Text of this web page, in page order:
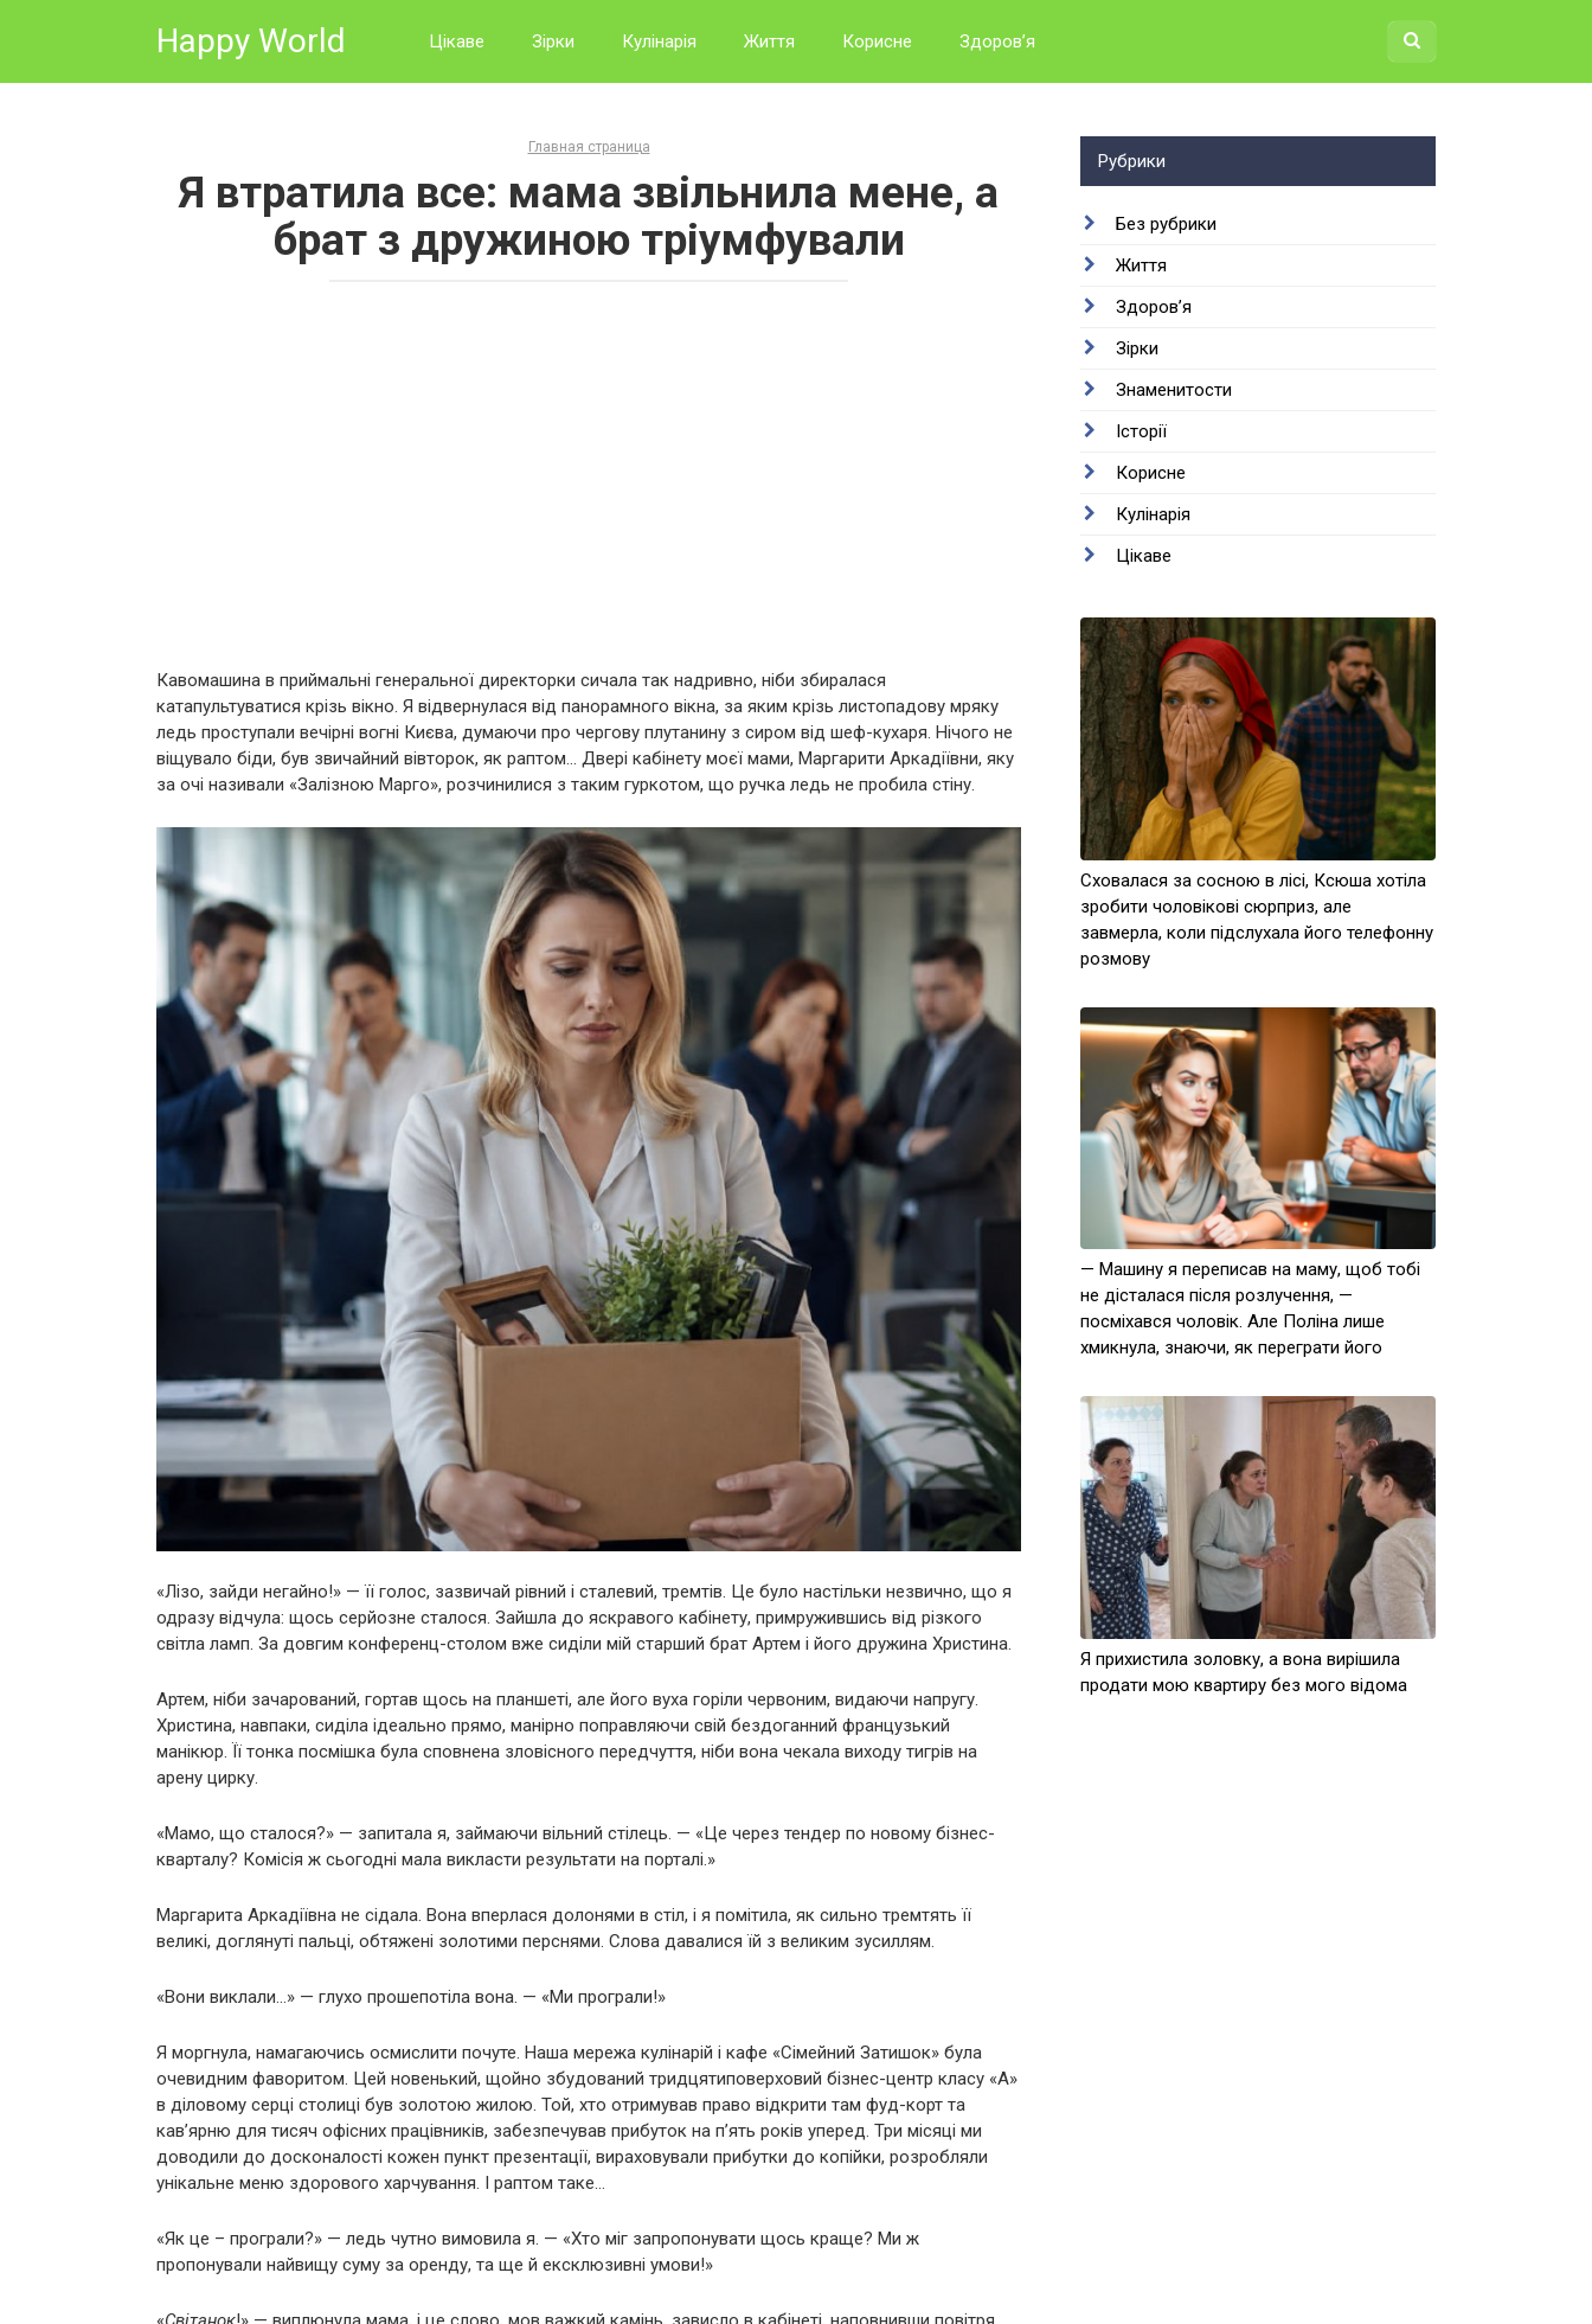
Happy World Цікаве Зірки Кулінарія Життя Корисне Здоров’я
Главная страница
Я втратила все: мама звільнила мене, а
брат з дружиною тріумфували
Кавомашина в приймальні генеральної директорки сичала так надривно, ніби збиралася
катапультуватися крізь вікно. Я відвернулася від панорамного вікна, за яким крізь листопадову мряку
ледь проступали вечірні вогні Києва, думаючи про чергову плутанину з сиром від шеф-кухаря. Нічого не
віщувало біди, був звичайний вівторок, як раптом… Двері кабінету моєї мами, Маргарити Аркадіївни, яку
за очі називали «Залізною Марго», розчинилися з таким гуркотом, що ручка ледь не пробила стіну.
«Лізо, зайди негайно!» — її голос, зазвичай рівний і сталевий, тремтів. Це було настільки незвично, що я
одразу відчула: щось серйозне сталося. Зайшла до яскравого кабінету, примружившись від різкого
світла ламп. За довгим конференц-столом вже сиділи мій старший брат Артем і його дружина Христина.
Артем, ніби зачарований, гортав щось на планшеті, але його вуха горіли червоним, видаючи напругу.
Христина, навпаки, сиділа ідеально прямо, манірно поправляючи свій бездоганний французький
манікюр. Її тонка посмішка була сповнена зловісного передчуття, ніби вона чекала виходу тигрів на
арену цирку.
«Мамо, що сталося?» — запитала я, займаючи вільний стілець. — «Це через тендер по новому бізнес-
кварталу? Комісія ж сьогодні мала викласти результати на порталі.»
Маргарита Аркадіївна не сідала. Вона вперлася долонями в стіл, і я помітила, як сильно тремтять її
великі, доглянуті пальці, обтяжені золотими перснями. Слова давалися їй з великим зусиллям.
«Вони виклали…» — глухо прошепотіла вона. — «Ми програли!»
Я моргнула, намагаючись осмислити почуте. Наша мережа кулінарій і кафе «Сімейний Затишок» була
очевидним фаворитом. Цей новенький, щойно збудований тридцятиповерховий бізнес-центр класу «А»
в діловому серці столиці був золотою жилою. Той, хто отримував право відкрити там фуд-корт та
кав’ярню для тисяч офісних працівників, забезпечував прибуток на п’ять років уперед. Три місяці ми
доводили до досконалості кожен пункт презентації, вираховували прибутки до копійки, розробляли
унікальне меню здорового харчування. І раптом таке…
«Як це – програли?» — ледь чутно вимовила я. — «Хто міг запропонувати щось краще? Ми ж
пропонували найвищу суму за оренду, та ще й ексклюзивні умови!»
Рубрики
Без рубрики
Життя
Здоров’я
Зірки
Знаменитости
Історії
Корисне
Кулінарія
Цікаве
Сховалася за сосною в лісі, Ксюша хотіла
зробити чоловікові сюрприз, але
завмерла, коли підслухала його телефонну
розмову
— Машину я переписав на маму, щоб тобі
не дісталася після розлучення, —
посміхався чоловік. Але Поліна лише
хмикнула, знаючи, як переграти його
Я прихистила золовку, а вона вирішила
продати мою квартиру без мого відома